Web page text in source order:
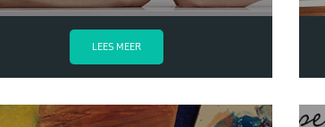
LEES MEER